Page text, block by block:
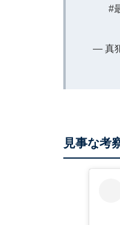
#
— 真
見事な考